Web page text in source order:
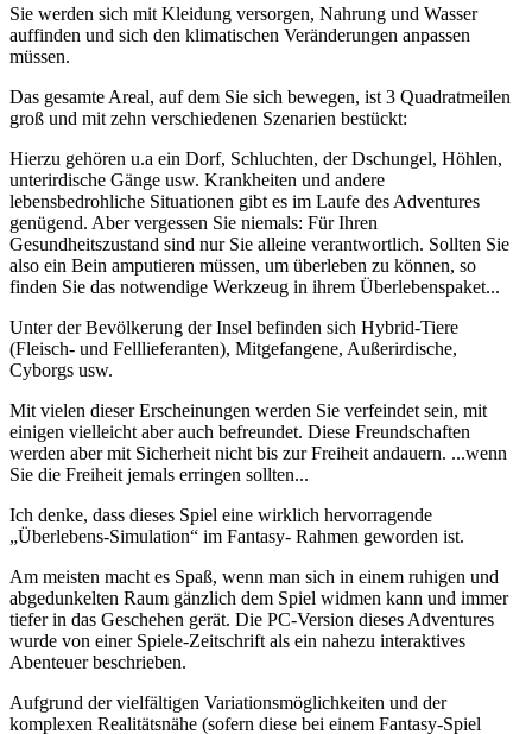
Sie werden sich mit Kleidung versorgen, Nahrung und Wasser
auffinden und sich den klimatischen Veränderungen anpassen
müssen.
Das gesamte Areal, auf dem Sie sich bewegen, ist 3 Quadratmeilen
groß und mit zehn verschiedenen Szenarien bestückt:
Hierzu gehören u.a ein Dorf, Schluchten, der Dschungel, Höhlen,
unterirdische Gänge usw. Krankheiten und andere
lebensbedrohliche Situationen gibt es im Laufe des Adventures
genügend. Aber vergessen Sie niemals: Für Ihren
Gesundheitszustand sind nur Sie alleine verantwortlich. Sollten Sie
also ein Bein amputieren müssen, um überleben zu können, so
finden Sie das notwendige Werkzeug in ihrem Überlebenspaket...
Unter der Bevölkerung der Insel befinden sich Hybrid-Tiere
(Fleisch- und Felllieferanten), Mitgefangene, Außerirdische,
Cyborgs usw.
Mit vielen dieser Erscheinungen werden Sie verfeindet sein, mit
einigen vielleicht aber auch befreundet. Diese Freundschaften
werden aber mit Sicherheit nicht bis zur Freiheit andauern. ...wenn
Sie die Freiheit jemals erringen sollten...
Ich denke, dass dieses Spiel eine wirklich hervorragende
„Überlebens-Simulation“ im Fantasy- Rahmen geworden ist.
Am meisten macht es Spaß, wenn man sich in einem ruhigen und
abgedunkelten Raum gänzlich dem Spiel widmen kann und immer
tiefer in das Geschehen gerät. Die PC-Version dieses Adventures
wurde von einer Spiele-Zeitschrift als ein nahezu interaktives
Abenteuer beschrieben.
Aufgrund der vielfältigen Variationsmöglichkeiten und der
komplexen Realitätsnähe (sofern diese bei einem Fantasy-Spiel